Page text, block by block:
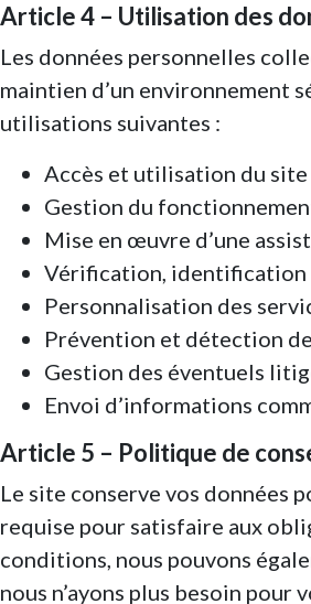
Article 4 – Utilisation des
Les données personnelles
maintien d’un environnement
utilisations suivantes :
Accès et utilisation du site
Gestion du
Mise en œuvre d’une
Vérification, identification
Personnalisation des
Prévention et détection
Gestion des éventuels
Envoi d’informations
Article 5 – Politique de
Le site conserve vos données
requise pour satisfaire aux
conditions, nous pouvons
nous n’ayons plus besoin pour